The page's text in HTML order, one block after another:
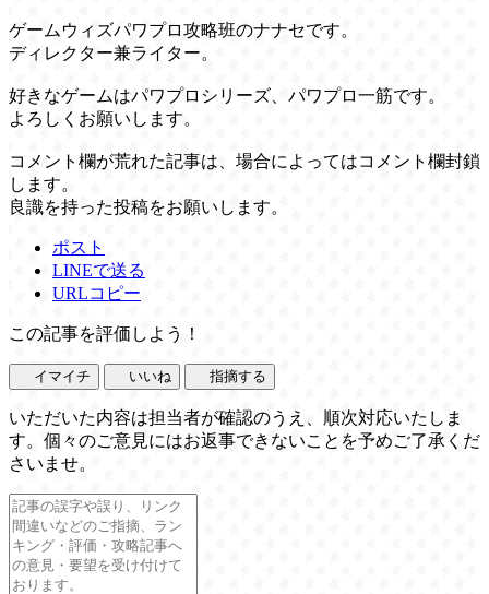
ゲームウィズパワプロ攻略班のナナセです。
ディレクター兼ライター。
好きなゲームはパワプロシリーズ、パワプロ一筋です。
よろしくお願いします。
コメント欄が荒れた記事は、場合によってはコメント欄封鎖
します。
良識を持った投稿をお願いします。
ポスト
LINEで送る
URLコピー
この記事を評価しよう！
イマイチ いいね 指摘する
いただいた内容は担当者が確認のうえ、順次対応いたしま
す。個々のご意見にはお返事できないことを予めご了承くだ
さいませ。